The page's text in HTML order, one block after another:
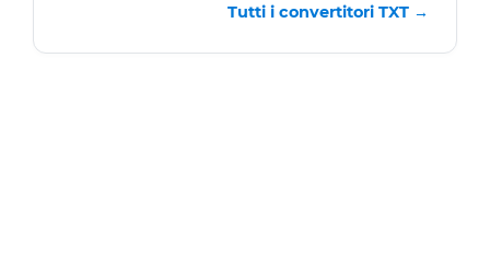
Tutti i convertitori TXT →